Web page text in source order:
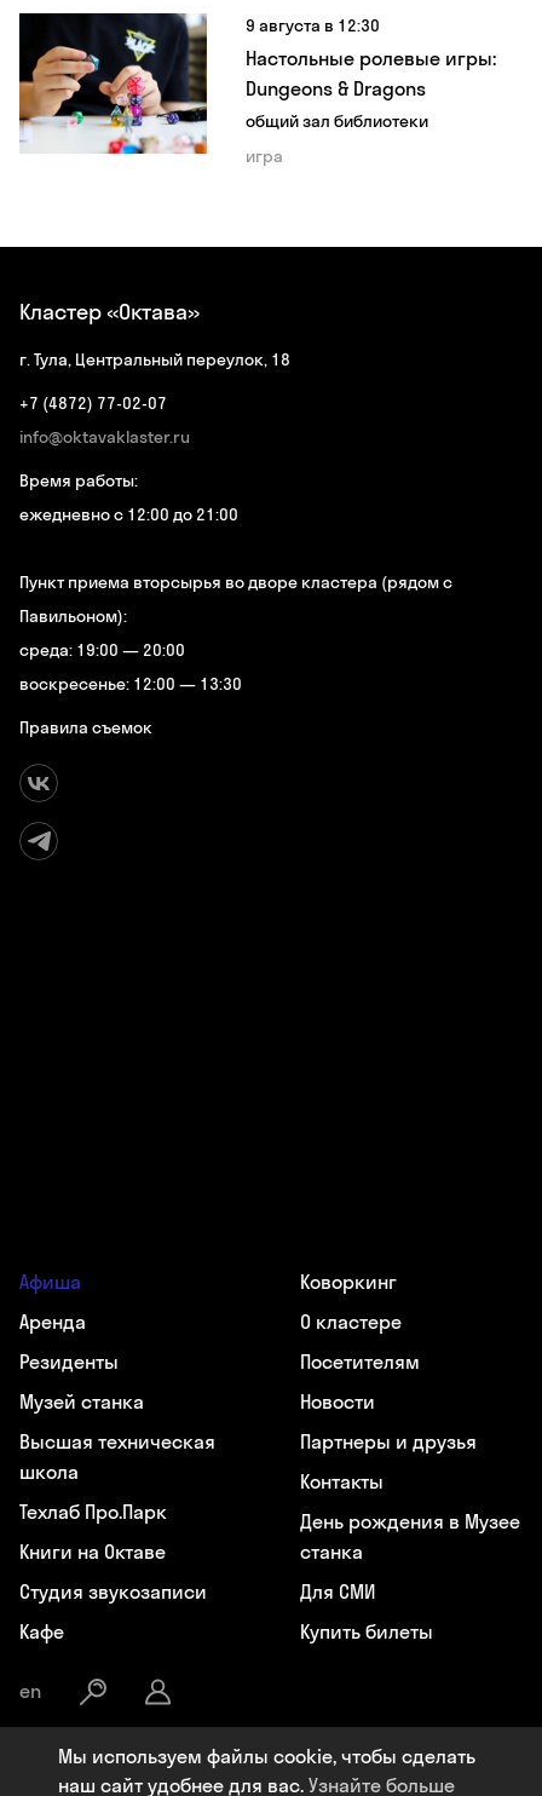
9 августа в 12:30
Настольные ролевые игры:
Dungeons & Dragons
общий зал библиотеки
игра
Кластер «Октава»
г. Тула, Центральный переулок, 18
+7 (4872) 77-02-07
info@oktavaklaster.ru
Время работы:
ежедневно с 12:00 до 21:00
Пункт приема вторсырья во дворе кластера (рядом с
Павильоном):
среда: 19:00 — 20:00
воскресенье: 12:00 — 13:30
Правила съемок
Афиша
Аренда
Резиденты
Музей станка
Высшая техническая
школа
Техлаб Про.Парк
Книги на Октаве
Студия звукозаписи
Кафе
Коворкинг
О кластере
Посетителям
Новости
Партнеры и друзья
Контакты
День рождения в Музее
станка
Для СМИ
Купить билеты
en
Общество с ограниченной ответственностью «Октава», ИНН:
Мы используем файлы cookie, чтобы сделать
наш сайт удобнее для вас. Узнайте больше